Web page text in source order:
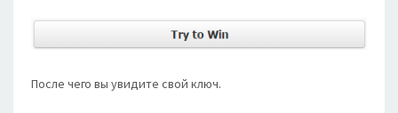
После чего вы увидите свой ключ.